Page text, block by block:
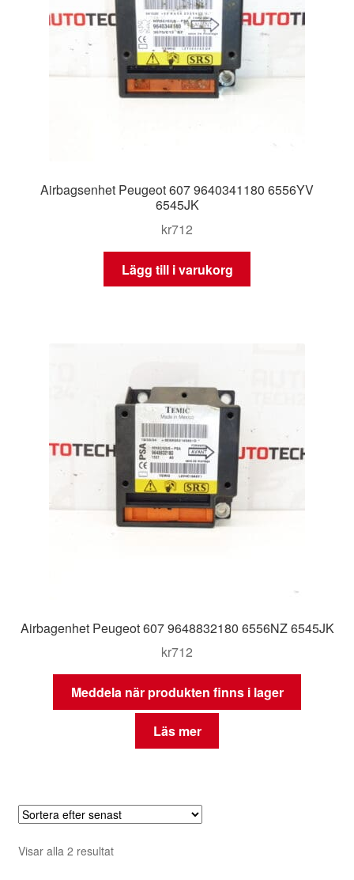
Airbagsenhet Peugeot 607 9640341180 6556YV
6545JK
kr712
Lägg till i varukorg
Airbagenhet Peugeot 607 9648832180 6556NZ 6545JK
kr712
Meddela när produkten finns i lager
Läs mer
Visar alla 2 resultatSortera